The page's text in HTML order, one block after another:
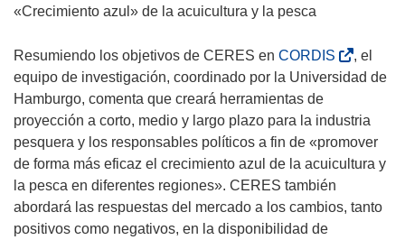
n
)
t
a
)
«Crecimiento azul» de la acuicultura y la pesca
Resumiendo los objetivos de CERES en CORDIS
s
a
b
r
i
r
, el
equipo de investigación, coordinado por la Universidad de
Hamburgo, comenta que creará herramientas de
proyección a corto, medio y largo plazo para la industria
pesquera y los responsables políticos a fin de «promover
de forma más eficaz el crecimiento azul de la acuicultura y
la pesca en diferentes regiones». CERES también
abordará las respuestas del mercado a los cambios, tanto
positivos como negativos, en la disponibilidad de